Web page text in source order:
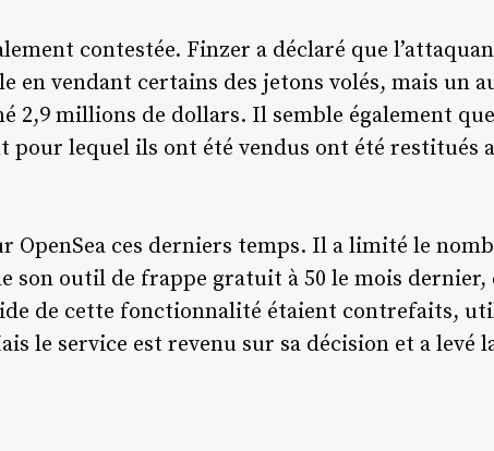
contestée. Finzer a déclaré que
en vendant certains des jetons volés, mais un
2,9 millions de dollars. Il semble également
pour lequel ils ont été vendus ont été restitués
OpenSea ces derniers temps. Il a limité le
son outil de frappe gratuit à 50 le mois
de cette fonctionnalité étaient contrefaits,
le service est revenu sur sa décision et a levé